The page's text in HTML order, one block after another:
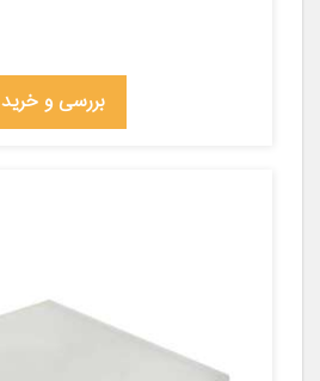
بررسی و خرید